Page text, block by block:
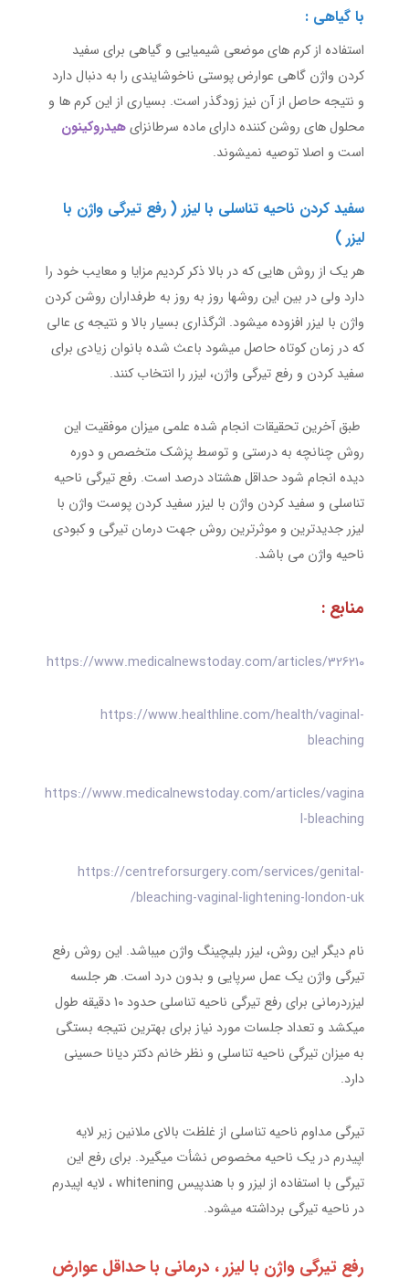
با گیاهی :
استفاده از کرم های موضعی شیمیایی و گیاهی برای سفید
کردن واژن گاهی عوارض پوستی ناخوشایندی را به دنبال دارد
و نتیجه حاصل از آن نیز زودگذر است. بسیاری از این کرم ها و
محلول های روشن کننده دارای ماده سرطانزایهیدروکینون
است و اصلا توصیه نمیشوند.
سفید کردن ناحیه تناسلی با لیزر ( رفع تیرگی واژن با
لیزر )
هر یک از روش هایی که در بالا ذکر کردیم مزایا و معایب خود را
دارد ولی در بین این روشها روز به روز به طرفداران روشن کردن
واژن با لیزر افزوده میشود. اثرگذاری بسیار بالا و نتیجه ی عالی
که در زمان کوتاه حاصل میشود باعث شده بانوان زیادی برای
سفید کردن و رفع تیرگی واژن، لیزر را انتخاب کنند.
طبق آخرین تحقیقات انجام شده علمی میزان موفقیت این
روش چنانچه به درستی و توسط پزشک متخصص و دوره
دیده انجام شود حداقل هشتاد درصد است. رفع تیرگی ناحیه
تناسلی و سفید کردن واژن با لیزر سفید کردن پوست واژن با
لیزر جدیدترین و موثرترین روش جهت درمان تیرگی و کبودی
ناحیه واژن می باشد.
منابع :
https://www.medicalnewstoday.com/articles/326210
https://www.healthline.com/health/vaginal-
bleaching
https://www.medicalnewstoday.com/articles/vagina
l-bleaching
https://centreforsurgery.com/services/genital-
bleaching-vaginal-lightening-london-uk/
نام دیگر این روش، لیزر بلیچینگ واژن میباشد. این روش رفع
تیرگی واژن یک عمل سرپایی و بدون درد است. هر جلسه
لیزردرمانی برای رفع تیرگی ناحیه تناسلی حدود 10 دقیقه طول
میکشد و تعداد جلسات مورد نیاز برای بهترین نتیجه بستگی
به میزان تیرگی ناحیه تناسلی و نظر خانم دکتر دیانا حسینی
دارد.
تیرگی مداوم ناحیه تناسلی از غلظت بالای ملانین زیر لایه
اپیدرم در یک ناحیه مخصوص نشأت میگیرد. برای رفع این
تیرگی با استفاده از لیزر و با هندپیس whitening ، لایه اپیدرم
در ناحیه تیرگی برداشته میشود.
رفع تیرگی واژن با لیزر ، درمانی با حداقل عوارض